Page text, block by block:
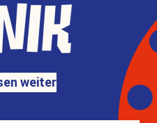
weiter